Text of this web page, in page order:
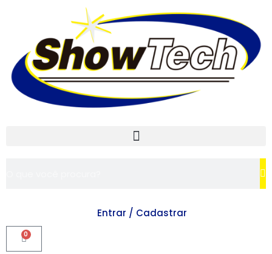
Entrar / Cadastrar
0